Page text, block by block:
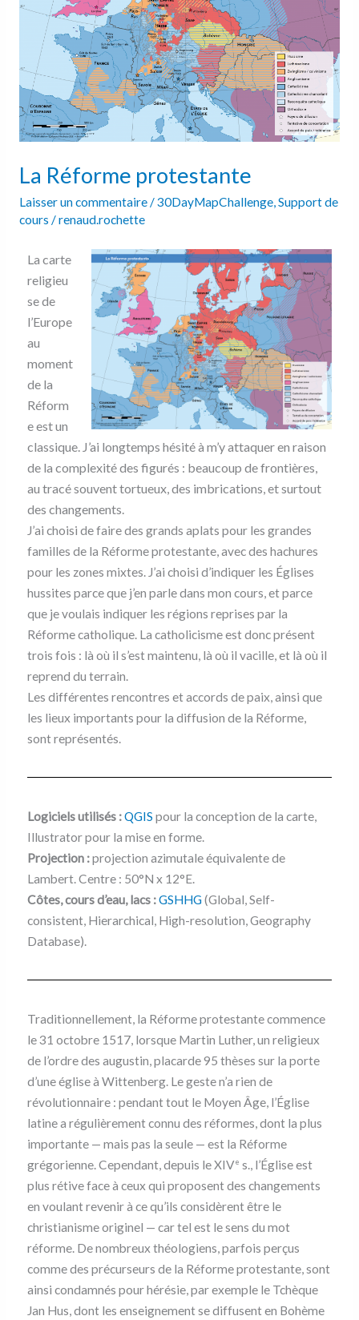
La Réforme protestante
Laisser un commentaire/30DayMapChallenge,Support de
cours /renaud.rochette
La carte
religieu
se de
l’Europe
au
moment
de la
Réform
e est un
classique. J’ai longtemps hésité à m’y attaquer en raison
de la complexité des figurés : beaucoup de frontières,
au tracé souvent tortueux, des imbrications, et surtout
des changements.
J’ai choisi de faire des grands aplats pour les grandes
familles de la Réforme protestante, avec des hachures
pour les zones mixtes. J’ai choisi d’indiquer les Églises
hussites parce que j’en parle dans mon cours, et parce
que je voulais indiquer les régions reprises par la
Réforme catholique. La catholicisme est donc présent
trois fois : là où il s’est maintenu, là où il vacille, et là où il
reprend du terrain.
Les différentes rencontres et accords de paix, ainsi que
les lieux importants pour la diffusion de la Réforme,
sont représentés.
Logiciels utilisés :QGIS pour la conception de la carte,
Illustrator pour la mise en forme.
Projection :projection azimutale équivalente de
Lambert. Centre : 50°N x 12°E.
Côtes, cours d’eau, lacs :GSHHG(Global, Self-
consistent, Hierarchical, High-resolution, Geography
Database).
Traditionnellement, la Réforme protestante commence
le 31 octobre 1517, lorsque Martin Luther, un religieux
de l’ordre des augustin, placarde 95 thèses sur la porte
d’une église à Wittenberg. Le geste n’a rien de
révolutionnaire : pendant tout le Moyen Âge, l’Église
latine a régulièrement connu des réformes, dont la plus
importante — mais pas la seule — est la Réforme
grégorienne. Cependant, depuis le XIVe s., l’Église est
plus rétive face à ceux qui proposent des changements
en voulant revenir à ce qu’ils considèrent être le
christianisme originel — car tel est le sens du mot
réforme. De nombreux théologiens, parfois perçus
comme des précurseurs de la Réforme protestante, sont
ainsi condamnés pour hérésie, par exemple le Tchèque
Jan Hus, dont les enseignement se diffusent en Bohème